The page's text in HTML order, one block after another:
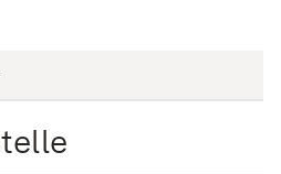
Verlinkung